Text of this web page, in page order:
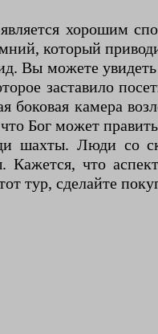
хорошим
который
Вы можете
заставило
камера
Бог может
шахты. Люди со
что
тур, сделайте